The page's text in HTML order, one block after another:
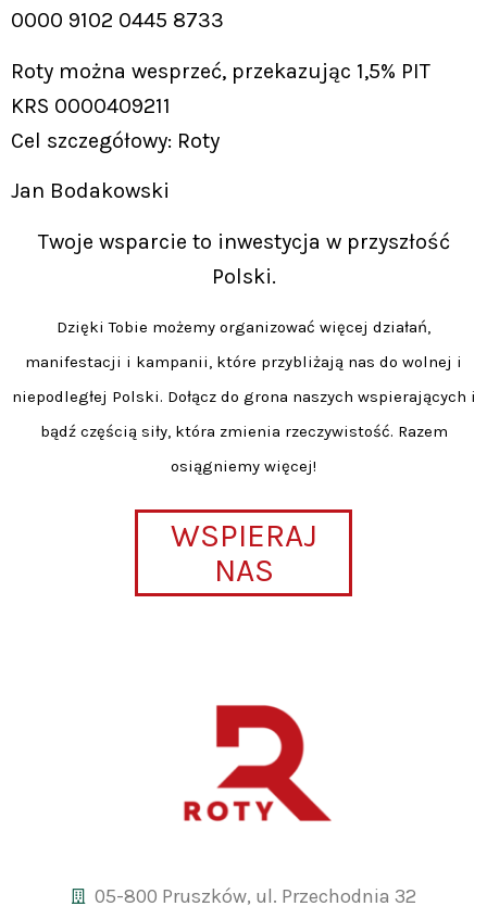
0000 9102 0445 8733
Roty można wesprzeć, przekazując 1,5% PIT
KRS 0000409211
Cel szczegółowy: Roty
Jan Bodakowski
Twoje wsparcie to inwestycja w przyszłość
Polski.
Dzięki Tobie możemy organizować więcej działań,
manifestacji i kampanii, które przybliżają nas do wolnej i
niepodległej Polski. Dołącz do grona naszych wspierających i
bądź częścią siły, która zmienia rzeczywistość. Razem
osiągniemy więcej!
WSPIERAJ
NAS
05-800 Pruszków, ul. Przechodnia 32